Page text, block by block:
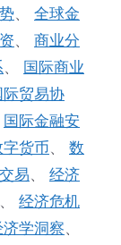
、 全球金
、 商业分
、 国际商业
际贸易协
国际金融安
字货币、 数
易、 经济
、 经济危机
济学洞察、